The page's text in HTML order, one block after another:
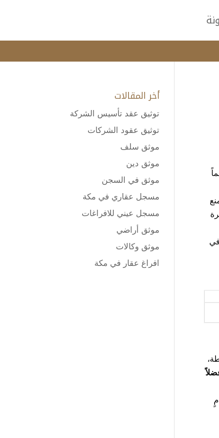
أخر المقالات
توثيق عقد تأسيس الشركة
توثيق عقود الشركات
موثق سلف
موثق دين
موثق في السجن
مسجل عقاري في مكة
مسجل عيني للافراغات
موثق أراضي
موثق وكالات
افراغ عقار في مكة